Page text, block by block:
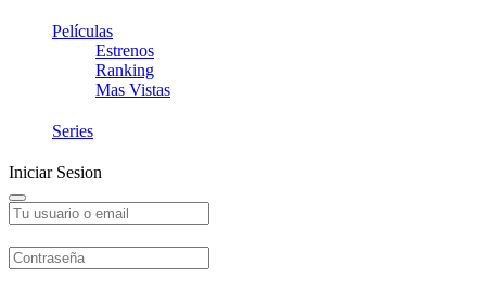
Películas
Estrenos
Ranking
Mas Vistas
Series
Iniciar Sesion